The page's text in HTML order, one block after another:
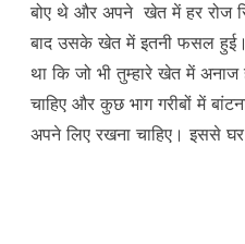
बोए थे और अपने खेत में हर रोज
बाद उसके खेत में इतनी फसल हुई।
था कि जो भी तुम्हारे खेत में
चाहिए और कुछ भाग गरीबों में
अपने लिए रखना चाहिए। इससे